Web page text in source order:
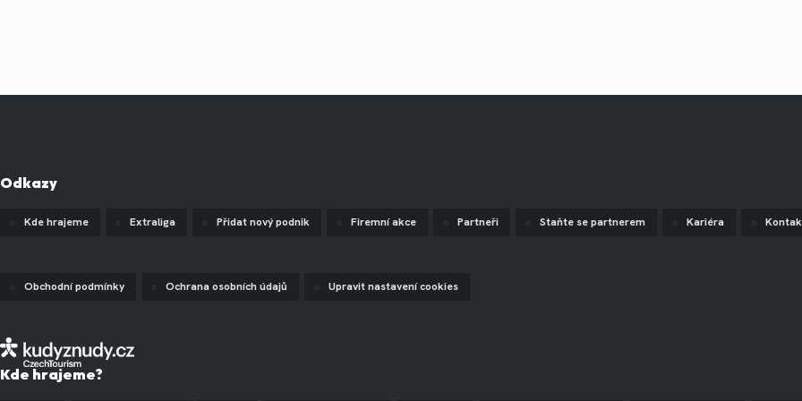
Odkazy
Kde hrajeme Extraliga Přidat nový podnik Firemní akce Partneři Staňte se partnerem Kariéra
Obchodní podmínky Ochrana osobních údajů Upravit nastavení cookies
Kde hrajeme?